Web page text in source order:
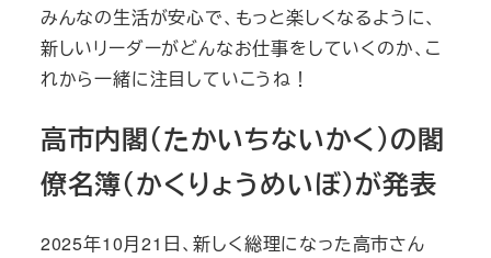
みんなの生活が安心で、もっと楽しくなるように、
新しいリーダーがどんなお仕事をしていくのか、こ
れから一緒に注目していこうね！
高市内閣（たかいちないかく）の閣
僚名簿（かくりょうめいぼ）が発表
2025年10月21日、新しく総理になった高市さん